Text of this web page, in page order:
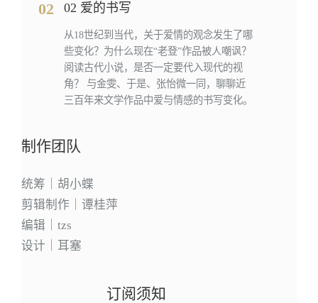
02 02 爱的书写
从18世纪到当代，关于爱情的观念发生了哪
些变化？为什么现在“老登”作品被人嘲讽？
阅读古代小说，是否一定要代入现代的视
角？ 与金雯、于是、张怡微一同，聊聊近
三百年来文学作品中爱与情感的书写变化。
制作团队
统筹｜胡小蝶
剪辑制作｜谭桂萍
编辑｜tzs
设计｜耳塞
订阅须知